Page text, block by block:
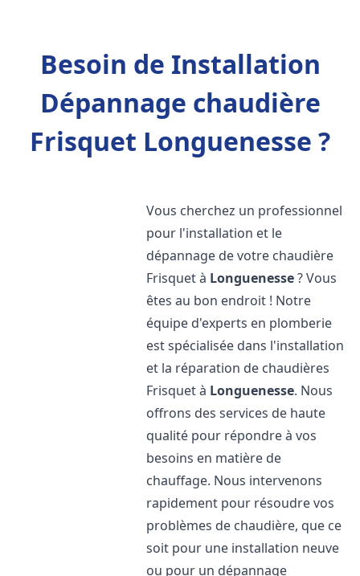
Besoin de Installation
Dépannage chaudière
Frisquet Longuenesse ?
Vous cherchez un professionnel
pour l'installation et le
dépannage de votre chaudière
Frisquet à Longuenesse? Vous
êtes au bon endroit ! Notre
équipe d'experts en plomberie
est spécialisée dans l'installation
et la réparation de chaudières
Frisquet à Longuenesse. Nous
offrons des services de haute
qualité pour répondre à vos
besoins en matière de
chauffage. Nous intervenons
rapidement pour résoudre vos
problèmes de chaudière, que ce
soit pour une installation neuve
ou pour un dépannage